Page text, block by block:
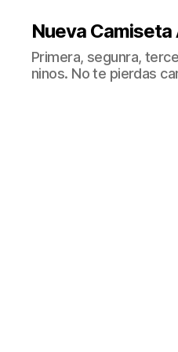
Nueva
Primera, segunra,
ninos. No te pierdas